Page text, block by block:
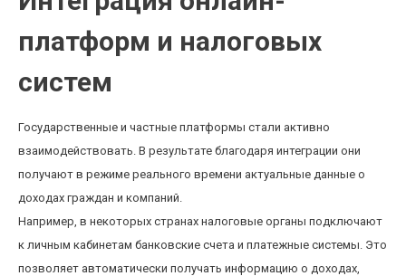
платформ и налоговых
систем
Государственные и частные платформы стали активно
взаимодействовать. В результате благодаря интеграции они
получают в режиме реального времени актуальные данные о
доходах граждан и компаний.
Например, в некоторых странах налоговые органы подключают
к личным кабинетам банковские счета и платежные системы. Это
позволяет автоматически получать информацию о доходах,